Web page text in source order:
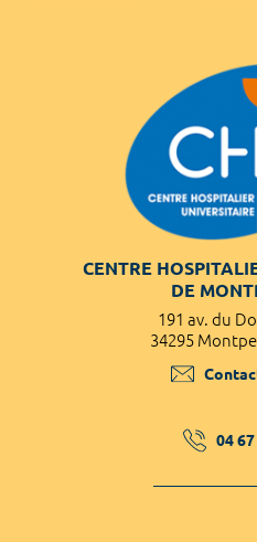
CENTRE
DE
191 av. du
34295
04